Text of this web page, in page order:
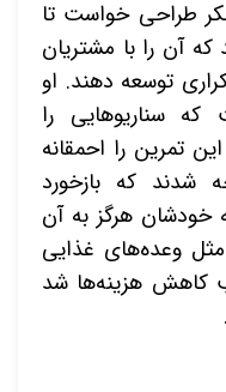
طراحی خواست تا
آن را با مشتریان
توسعه دهند. او
سناریوهایی را
تمرین را احمقانه
شدند که بازخورد
خودشان هرگز به آن
مثل وعده‌های غذایی
کاهش هزینه‌ها شد
.